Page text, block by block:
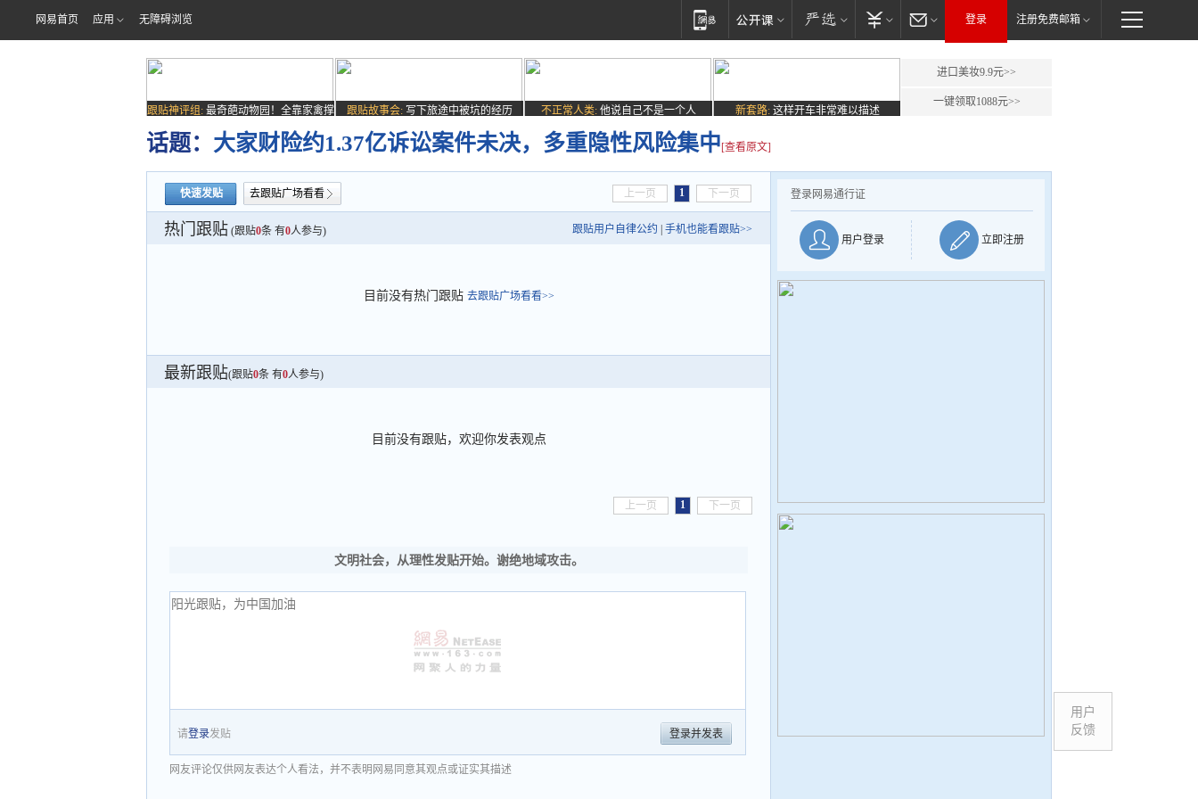
网易首页 应用 无障碍浏览 登录 注册免费邮箱
跟贴神评组: 最奇葩动物园！全靠家禽撑
场子
跟贴故事会: 写下旅途中被坑的经历 不正常人类: 他说自己不是一个人 新套路: 这样开车非常难以描述
进口美妆9.9元>>
一键领取1088元>>
话题： 大家财险约1.37亿诉讼案件未决，多重隐性风险集中[查看原文]
快速发贴 去跟贴广场看看 上一页 1 下一页
热门跟贴 (跟贴0条 有0人参与) 跟贴用户自律公约 手机也能看跟贴>>
目前没有热门跟贴 去跟贴广场看看>>
最新跟贴(跟贴0条 有0人参与)
目前没有跟贴，欢迎你发表观点
上一页 1 下一页
文明社会，从理性发贴开始。谢绝地域攻击。
请登录发贴 登录并发表
网友评论仅供网友表达个人看法，并不表明网易同意其观点或证实其描述
登录网易通行证
用户登录 立即注册
用户
反馈